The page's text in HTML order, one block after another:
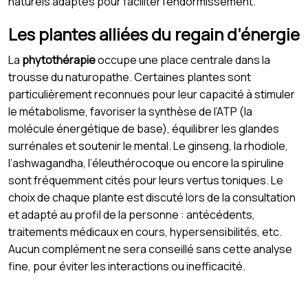
Les plantes alliées du regain d’énergie
La phytothérapieoccupe une place centrale dans la
trousse du naturopathe. Certaines plantes sont
particulièrement reconnues pour leur capacité à stimuler
le métabolisme, favoriser la synthèse de l’ATP (la
molécule énergétique de base), équilibrer les glandes
surrénales et soutenir le mental. Le ginseng, la rhodiole,
l’ashwagandha, l’éleuthérocoque ou encore la spiruline
sont fréquemment cités pour leurs vertus toniques. Le
choix de chaque plante est discuté lors de la consultation
et adapté au profil de la personne : antécédents,
traitements médicaux en cours, hypersensibilités, etc.
Aucun complément ne sera conseillé sans cette analyse
fine, pour éviter les interactions ou inefficacité.